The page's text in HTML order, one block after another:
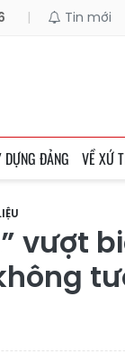
| Tin mới
DỰNG ĐẢNG VỀ XỨ
vượt